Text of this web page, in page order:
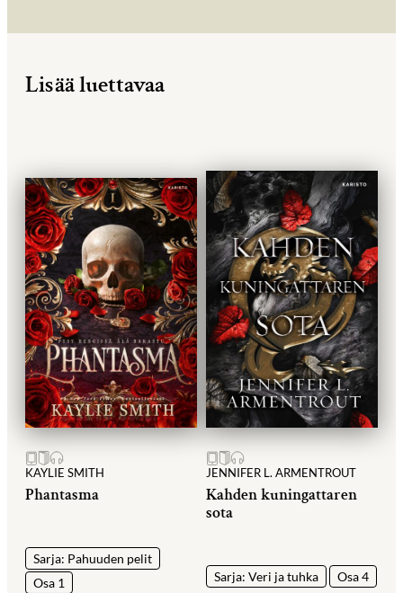
Lisää luettavaa
KAYLIE SMITH
Phantasma
Sarja: Pahuuden pelit
Osa 1
JENNIFER L. ARMENTROUT
Kahden kuningattaren
sota
Sarja: Veri ja tuhka Osa 4